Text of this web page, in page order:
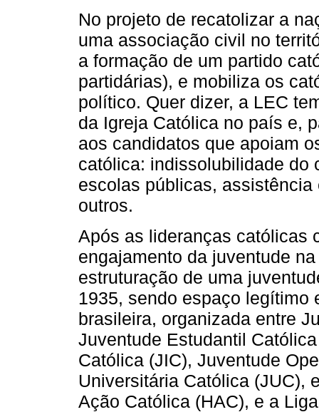
No projeto de recatolizar a
uma associação civil no
a formação de um partido
partidárias), e mobiliza os
político. Quer dizer, a LEC
da Igreja Católica no país e,
aos candidatos que apoiam
católica: indissolubilidade do
escolas públicas,
outros.
Após as lideranças católicas
engajamento da juventude
estruturação de uma
1935, sendo espaço
brasileira, organizada entre
Juventude Estudantil
Católica (JIC), Juventude
Universitária Católica (JUC),
Ação Católica (HAC), e a